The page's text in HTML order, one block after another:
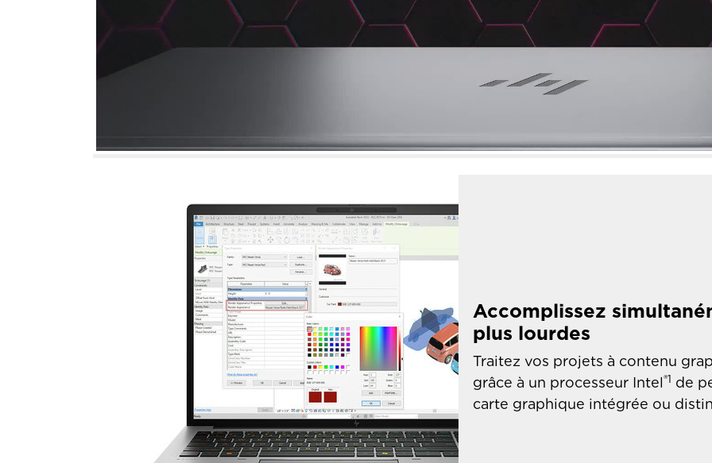
Accomplissez
plus lourdes
Traitez vos projets à contenu
grâce à un processeur Intel®1 de
carte graphique intégrée ou